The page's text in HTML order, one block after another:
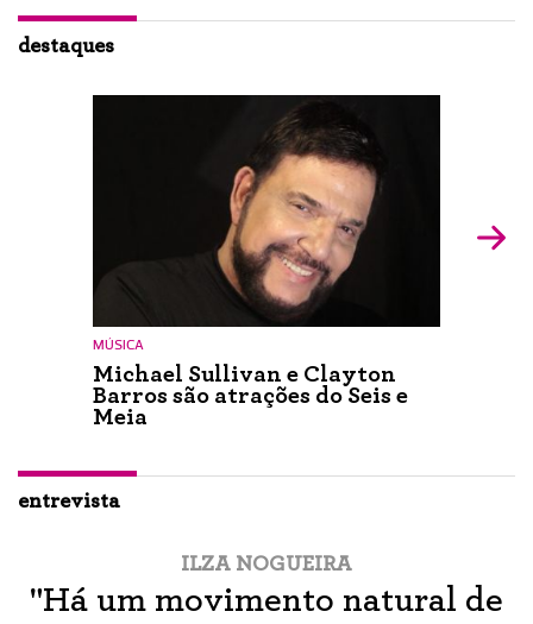
destaques
MÚSICA
Michael Sullivan e Clayton
Barros são atrações do Seis e
Meia
entrevista
ILZA NOGUEIRA
"Há um movimento natural de